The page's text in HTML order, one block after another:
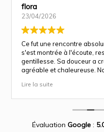
flora
23/04/2026
Ce fut une rencontre
s'est montrée à l'écoute,
gentillesse. Sa douceur a
agréable et chaleureuse.
(grossesse et naissance).
Encore merci infiniment.
Lire la suite
Évaluation Google: